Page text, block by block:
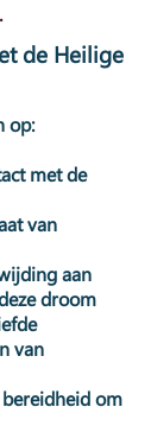
de Heilige
op:
met de
van
aan
droom
van
om